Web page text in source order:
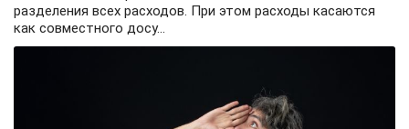
разделения всех расходов. При этом расходы касаются
как совместного досу...